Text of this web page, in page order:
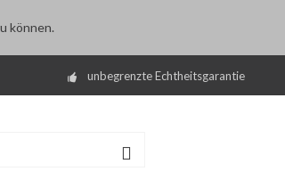
können.
unbegrenzte Echtheitsgarantie